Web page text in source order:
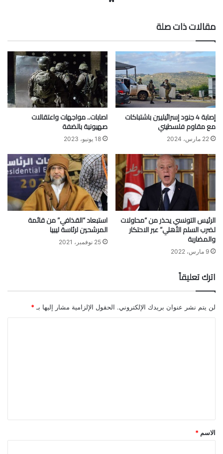
مقالات ذات صلة
إصابة 4 جنود إسرائيليين باشتباكات
مع مقاوم فلسطيني
22 مارس، 2024
اصابات.. مواجهات واعتقالات
صهيونية بالضفة
18 يونيو، 2023
الرئيس التونسي يحذر من “محاولات
لضرب السلم الأهلي” عبر الاحتكار
والمضاربة
9 مارس، 2022
استبعاد “القذافي” من قائمة
المرشحين لرئاسة ليبيا
25 نوفمبر، 2021
اترك تعليقاً
لن يتم نشر عنوان بريدك الإلكتروني. الحقول الإلزامية مشار إليها بـ *
*
الاسم *